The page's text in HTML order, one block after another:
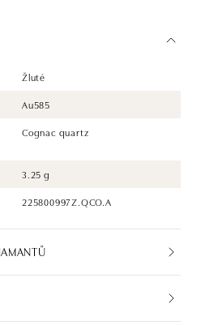
Žluté
Au585
Cognac quartz
3.25 g
225800997Z.QCO.A